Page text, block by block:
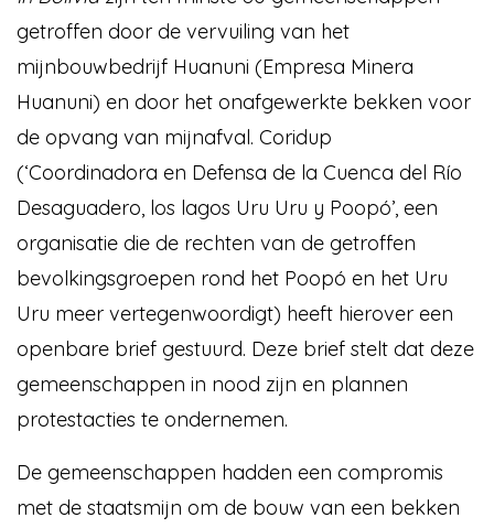
getroffen door de vervuiling van het
mijnbouwbedrijf Huanuni (Empresa Minera
Huanuni) en door het onafgewerkte bekken voor
de opvang van mijnafval. Coridup
(‘Coordinadora en Defensa de la Cuenca del Río
Desaguadero, los lagos Uru Uru y Poopó’, een
organisatie die de rechten van de getroffen
bevolkingsgroepen rond het Poopó en het Uru
Uru meer vertegenwoordigt) heeft hierover een
openbare brief gestuurd. Deze brief stelt dat deze
gemeenschappen in nood zijn en plannen
protestacties te ondernemen.
De gemeenschappen hadden een compromis
met de staatsmijn om de bouw van een bekken